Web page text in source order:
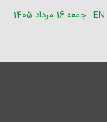
جمعه 16 مرداد 1405 EN